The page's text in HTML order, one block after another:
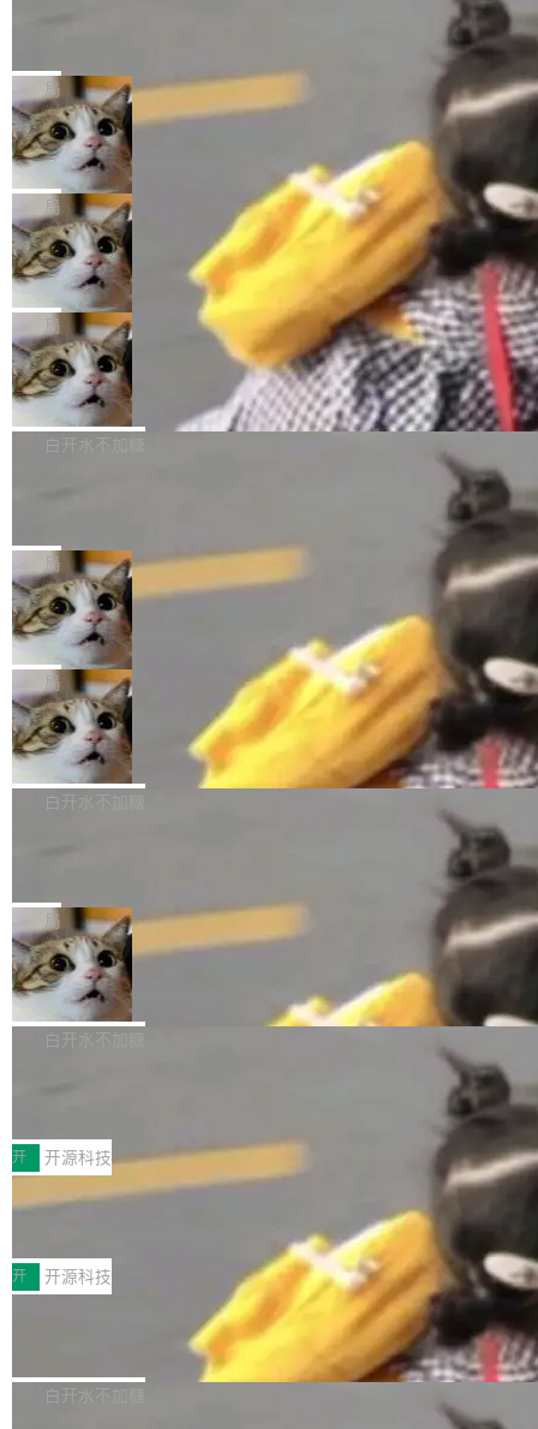
“启蒙老师”。 而今年，恰好是雷霄骅离世十周
年。FFmpeg 社区最终选择用一个大版本的名
字，留下了这份纪念。 雷霄骅曾是中国传媒大学
数字电视技术方向的博士生，长期从事视频、音
频技...
编写程序，目标是完成电商平台作者信息与商品
列表的数据匹配 —— 一项常规的数据处理任
务，最终却产生了 180 万美元的账单，实际支出
超出原定预算 860%。 更令人意外的是，该项目
最终并未成功落地，而高额算力消耗持续运行长
达 5 个月，公司直到财务对账时才察觉异常。这
意味着一个无人看管的 AI 程序，在近半年时间
里日夜不停地"烧钱"。 复盘显示，...
e CEO Clément Delangue 在 CNBC 的采访里
没有拐弯抹角。他说中国正在赢得 AI 竞赛，而
且按目前的速度，中国 AI 工具预计在今年底或
2027 年就能追上美国前沿实验室的水平。 Dela
ngue 把原因归结为一件事：开放协作。中国的
AI 开发者在一个共享和协作的生态里加速迭代，
而美国模型厂商在"闭门造车"。他的原话是 "buil
ding in silos"——各自为战，互不通气。 这个判
断从他嘴里说出来分量不同。Hugging Face 是
全球最大的开源 AI 平台，上面跑着上百万个模
型。谁在开源赛道上领先，...
局
当 AI agent 把源码变成了最好的扩展系
统，开发者工具必须开源
五年前，David Crawshaw 问过很多软件工程师
一个问题：你写过什么给自己用的程序？答案几
乎都是没有。工程师们整天用别人写的程序写程
序给别人用。偶尔有人自己写个博客系统、智能
家居控制、家庭实验室，都算稀奇事。 Crawsh
aw 是 Shelley 的作者，一个开源 AI coding age
nt。他最近在博客上写了一篇文章，核心论点很
简单：开发者工具必须开源。 理由不是传统的自
由软件情怀，而是一个跟 AI agent 直接相关的
技术判断。 两行 prompt 就能个性化任何软件 C
局
DeepSeek Harness 宣布内测邀请，全
网最大规模开源 Agent 路演现场诞生
一条内测招募帖，发出去的时候大概没人想到它
会变成一场开源 Agent 生态的路演。 8月1日，
DeepSeek Harness 团队负责人崔添翼（tiany
i）在 X 上发帖： 「如果你是 Agent Harness 相
关开源项目的开发者，希望参加 DeepSeek Har
ness 的内测，可以回复或私信联系我。请附上
Harness 负责把能力落到真实环境中——调用工
具、读写文件、管理上下文、处理错误、完成闭
环。崔添翼招人的标...
局
商汤 SenseNova U1.5-Lite-Preview
开源
商汤科技宣布面向社区开源轻量级统一多模态模
型的预览版本 SenseNova U1.5-Lite-Preview。
理解、推理、生成与编辑，还仅以 8B-MoT 的轻
量大小，将能力推进到4K、更精细的真实质感、
更复杂的视觉控制和可持续迭代编辑。 相比 U
1，U1.5-Lite-Preview 在以下方向上带来了显著
提升： 原生支持4K图像生成； 更精细的局部纹
理、细节与真实世界质感； 更准确的中英文文字
生成与复杂版式组织； 更稳定的图...
白开水不加糖
nap。这次是 hwctl——一个用来检查 Ubuntu
硬件认证状态的命令行工具。 Canonical 工程师
Alan Griffiths 在邮件列表中说得很直白：「hwc
tl 是一个 Ubuntu 专有的包，它和它的依赖项都
是 Ubuntu 专有的，不会用在其他发行版上。」
所以 deb 版本的受众实际上为零。既然只有 Ub
untu 用户在用，那用 snap 打包就没什么可纠结
的。 从 deb 到 snap 的迁移路径 hwctl 是 rust-
hwlib 硬件 API 库的一部分，命令行工具负责查
局
Dario Amodei 担心新人来 Anthropic
只为金钱，不为使命
顶级 AI 研究员在两家公司之间来回跳，中间只
隔了几天。 Lilian Weng 上周刚宣布因健康原因
离开 Thinking Machines Lab，说自己作为联合
创始人的角色「太累了」。几天后，The Inform
ation 就曝出她将重回 OpenAI，负责递归自我
改进方向的研究。她是 Thinking Machines 过
一在人才争夺战中失血的公司。六月，Google
连失两员大将：Noam Shazeer 去了 Op...
局
FFmpeg 9.0 发布
FFmpeg 9.0 现已发布，包含多项改进。官方更
新日志列出的 9.0 版本主要更新内容如下： 扩
er HE-AAC 960 解码 (DAB+) transpose_cuda
filter 添加 AMF Frame Rate Converter (vf_frc
_amf) filter SMPTE 2094-50 元数据支持和直
通 ProRes RAW VideoToolbox 硬件加速器 AP
V ...
白开水不加糖
Code 在 X 上发帖：「DeepSeek Flash did 8T
tokens on August 1st. 5T of free usage + 3T
on OpenCode Go.」79.8 万次浏览，连带着 #
DeepSeek一天消耗了8万亿# 上了微博热搜——
注意这是 OpenCode 一家的消耗。 OpenCode
不完。」5T 来自免费额度，3T 来自 Go...
局
NetBSD 11.0 正式发布
NetBSD 11.0 现已正式发布，这是 NetBSD 操
作系统的第十八个主要版本。 自 NetBSD 10.1
ve JH71XX 的设备，例如 VisionFive 2、PINE
64 STAR64，以及 QEMU。 增强了对 POSIX.1
-2024 和 C23 编程接口标准的兼容性。 compat
_linux(8) 增强了对 Linux 系统调用的支持，包
括 epoll（围绕 kqueue 实现）、POSIX 消息队
列、...
白开水不加糖
案
享会在上海举办。鸿蒙生态的全场景智慧营销平
台鲸鸿动能协同华为游戏中心，面向游戏行业开
发者及生态伙伴，系统呈现了平台在游戏领域的
完整能力版图——从IAP高价值用户的全周期经
营、到IAA游戏的“买变一体”正循环、再到联运与
广告协同的全链路经营闭环，以及面向全球市场
的出海增长布局。 华为终端云业务商业化销售负
责人在开场致辞中表示，游戏开发者的核心诉求
已不再是“多一个投放渠道”，而是一套能够持续
开 开源科技
技嘉X3D系列再添新成员 B850 AORU
面向AMD Ryzen X3D处理器玩家，技嘉X3D系
列主板阵容迎来新成员——B850 AORUS ELITE
X3D。作为面向主流高性能平台打造的全新主板
产品，B850 AORUS ELITE X3D延续技嘉在X3
D平台优化上的技术积累，旨在为游戏玩家带来
更稳定、更高效的装机选择。 B850 AORUS ELI
开 开源科技
Zadig v5.0 发布：AI 发布专员与 AI 审
我们团队这几天最大的卡点不是 AI 写得不够
好，是 AI 写得太好了。 好到审查排期从两天的
白开水不加糖